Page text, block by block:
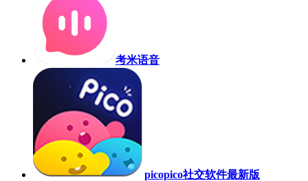
考米语音
picopico社交软件最新版